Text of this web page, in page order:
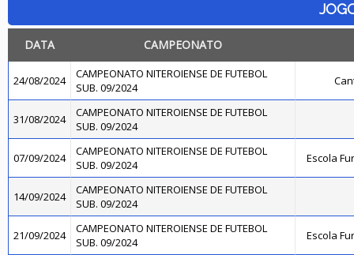
DATA CAMPEONATO
24/08/2024
CAMPEONATO NITEROIENSE DE FUTEBOL
SUB. 09/2024
31/08/2024
CAMPEONATO NITEROIENSE DE FUTEBOL
SUB. 09/2024
07/09/2024
CAMPEONATO NITEROIENSE DE FUTEBOL
SUB. 09/2024
Escola
14/09/2024
CAMPEONATO NITEROIENSE DE FUTEBOL
SUB. 09/2024
21/09/2024
CAMPEONATO NITEROIENSE DE FUTEBOL
SUB. 09/2024
Escola